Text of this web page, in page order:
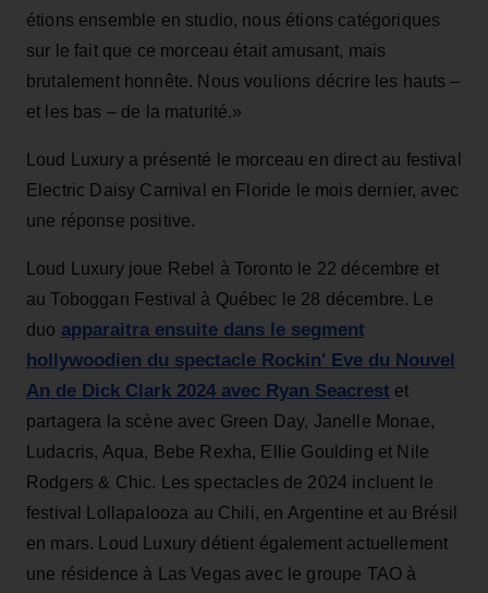
étions ensemble en studio, nous étions catégoriques
sur le fait que ce morceau était amusant, mais
brutalement honnête. Nous voulions décrire les hauts –
et les bas – de la maturité.»
Loud Luxury a présenté le morceau en direct au festival
Electric Daisy Carnival en Floride le mois dernier, avec
une réponse positive.
Loud Luxury joue Rebel à Toronto le 22 décembre et
au Toboggan Festival à Québec le 28 décembre. Le
duo apparaitra ensuite dans le segment
hollywoodien du spectacle Rockin' Eve du Nouvel
An de Dick Clark 2024 avec Ryan Seacrest et
partagera la scène avec Green Day, Janelle Monae,
Ludacris, Aqua, Bebe Rexha, Ellie Goulding et Nile
Rodgers & Chic. Les spectacles de 2024 incluent le
festival Lollapalooza au Chili, en Argentine et au Brésil
en mars. Loud Luxury détient également actuellement
une résidence à Las Vegas avec le groupe TAO à